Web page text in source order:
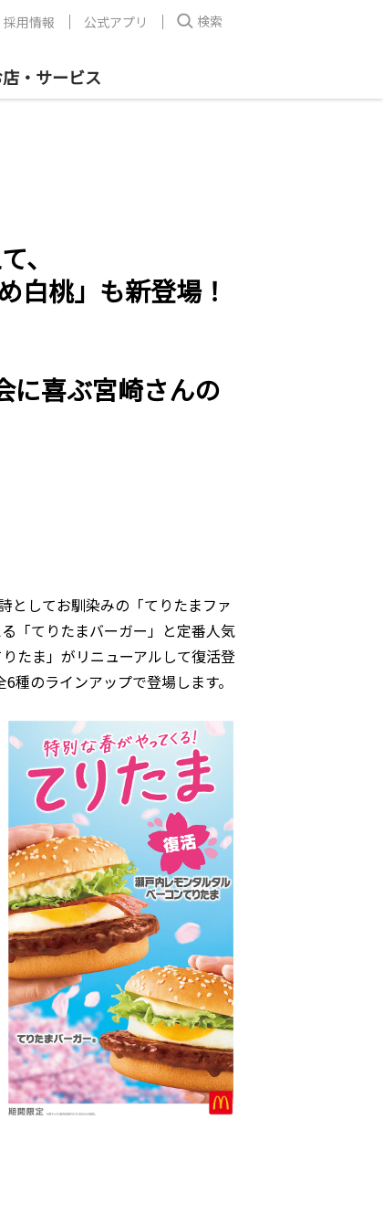
・サービス
採用情報 公式アプリ 検索
、
白桃」も新登場！
に喜ぶ宮崎さんの
としてお馴染みの「てりたまファ
「てりたまバーガー」と定番人気
たま」がリニューアルして復活登
のラインアップで登場します。